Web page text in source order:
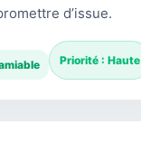
d’issue.
Priorité : Haute